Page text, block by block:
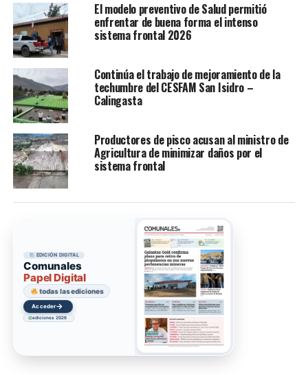
El modelo preventivo de Salud permitió
enfrentar de buena forma el intenso
sistema frontal 2026
Continúa el trabajo de mejoramiento de la
techumbre del CESFAM San Isidro –
Calingasta
Productores de pisco acusan al ministro de
Agricultura de minimizar daños por el
sistema frontal
EDICIÓN DIGITAL
Comunales
Papel Digital
todas las ediciones
Acceder→
ediciones 2026